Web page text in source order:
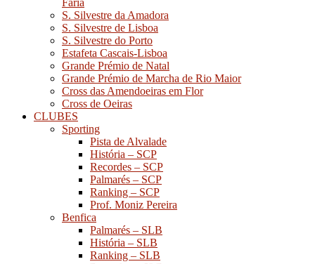
S. Silvestre da Amadora
S. Silvestre de Lisboa
S. Silvestre do Porto
Estafeta Cascais-Lisboa
Grande Prémio de Natal
Grande Prémio de Marcha de Rio Maior
Cross das Amendoeiras em Flor
Cross de Oeiras
CLUBES
Sporting
Pista de Alvalade
História – SCP
Recordes – SCP
Palmarés – SCP
Ranking – SCP
Prof. Moniz Pereira
Benfica
Palmarés – SLB
História – SLB
Ranking – SLB